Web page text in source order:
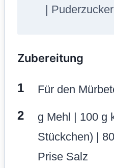
|
Zubereitung
Für den
g Mehl | 100 g
Stückchen) |
Prise Salz